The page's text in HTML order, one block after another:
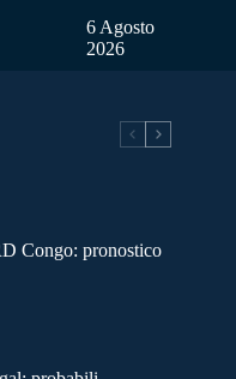
6 Agosto
2026
Congo: pronostico